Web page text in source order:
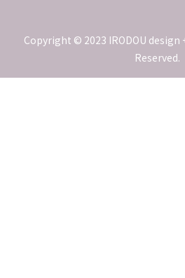
Copyright © 2023 IRODOU
Reserved.